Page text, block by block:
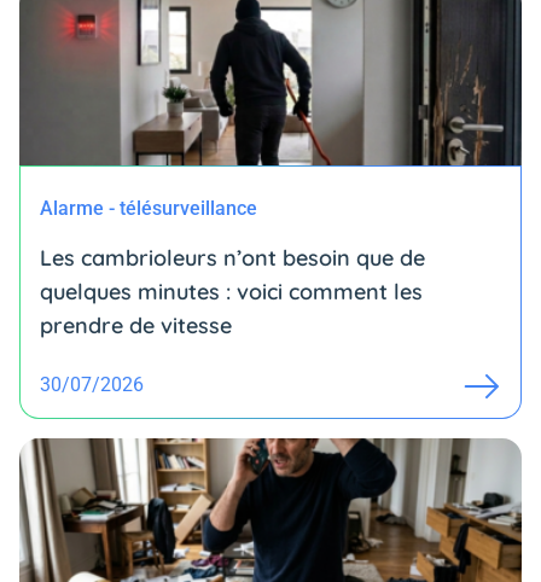
Alarme - télésurveillance
Les cambrioleurs n’ont besoin que de
quelques minutes : voici comment les
prendre de vitesse
30/07/2026